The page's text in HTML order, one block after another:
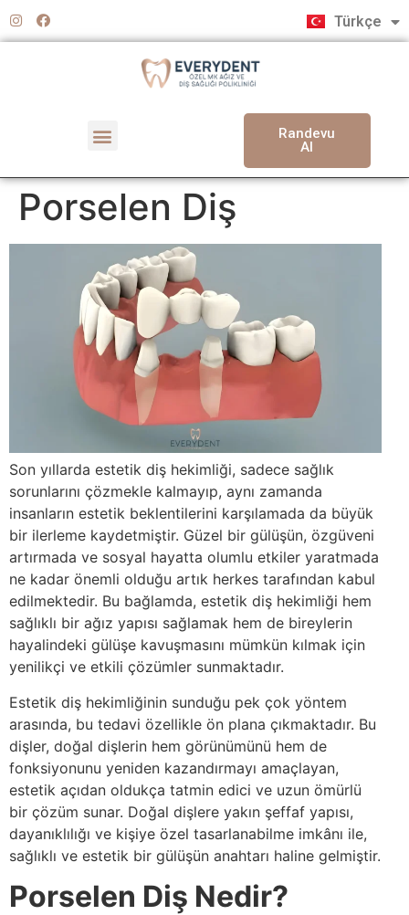
Türkçe
Deutsch
Randevu
Al
Porselen Diş
Son yıllarda estetik diş hekimliği, sadece sağlık
sorunlarını çözmekle kalmayıp, aynı zamanda
insanların estetik beklentilerini karşılamada da büyük
bir ilerleme kaydetmiştir. Güzel bir gülüşün, özgüveni
artırmada ve sosyal hayatta olumlu etkiler yaratmada
ne kadar önemli olduğu artık herkes tarafından kabul
edilmektedir. Bu bağlamda, estetik diş hekimliği hem
sağlıklı bir ağız yapısı sağlamak hem de bireylerin
hayalindeki gülüşe kavuşmasını mümkün kılmak için
yenilikçi ve etkili çözümler sunmaktadır.
Estetik diş hekimliğinin sunduğu pek çok yöntem
arasında, bu tedavi özellikle ön plana çıkmaktadır. Bu
dişler, doğal dişlerin hem görünümünü hem de
fonksiyonunu yeniden kazandırmayı amaçlayan,
estetik açıdan oldukça tatmin edici ve uzun ömürlü
bir çözüm sunar. Doğal dişlere yakın şeffaf yapısı,
dayanıklılığı ve kişiye özel tasarlanabilme imkânı ile,
sağlıklı ve estetik bir gülüşün anahtarı haline gelmiştir.
Porselen Diş Nedir?